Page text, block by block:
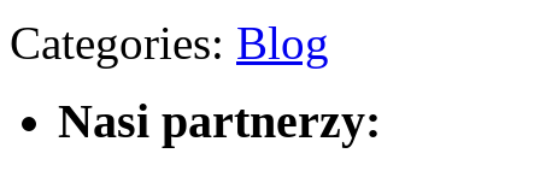
Categories: Blog
Nasi partnerzy: